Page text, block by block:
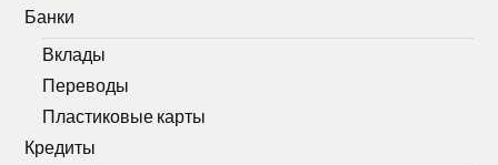
Банки
Вклады
Переводы
Пластиковые карты
Кредиты